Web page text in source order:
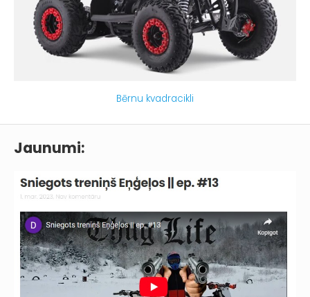
Jaunumi:
Bērnu kvadracikli